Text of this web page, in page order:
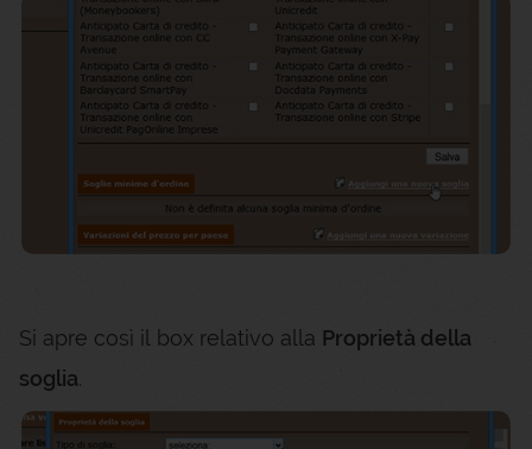
Si apre così il box relativo alla Proprietà della
soglia.